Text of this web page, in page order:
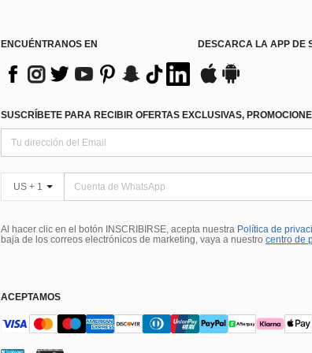
ENCUÉNTRANOS EN DESCARCA LA APP DE
SUSCRÍBETE PARA RECIBIR OFERTAS EXCLUSIVAS,
US + 1
Al hacer clic en el botón INSCRIBIRSE, acepta nuestra Política de
baja de los correos electrónicos de marketing, vaya a nuestro centro de
ACEPTAMOS